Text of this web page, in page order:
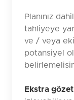
Planınız
tahliyeye
ve / veya
potansiyel
Ekstra